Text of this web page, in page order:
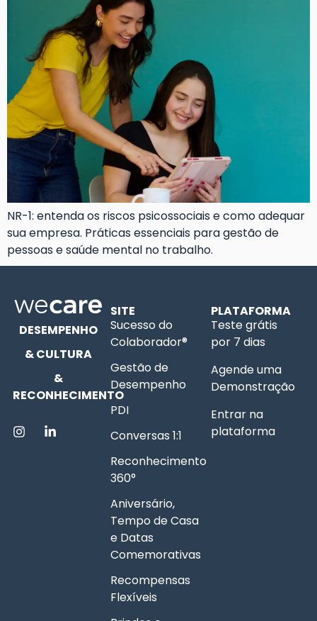
NR-1: entenda os riscos psicossociais e como adequar
sua empresa. Práticas essenciais para gestão de
pessoas e saúde mental no trabalho.
DESEMPENHO
& CULTURA
&
RECONHECIMENTO
SITE
Sucesso do
Colaborador®
Gestão de
Desempenho
PDI
Conversas 1:1
Reconhecimento
360°
Aniversário,
Tempo de Casa
e Datas
Comemorativas
Recompensas
Flexíveis
PLATAFORMA
Teste grátis
por 7 dias
Agende uma
Demonstração
Entrar na
plataforma